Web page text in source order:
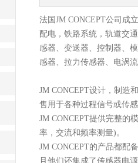
法国 JM CONCEPT公司成
配电，铁路系统，轨道交
感器 、 变送器 、 控制器 、
感器 、 拉力传感器 、 电涡
JM CONCEPT设计，制造
售用于各种过程信号或传
JM CONCEPT提供完整的
率，交流和频率测量)。
JM CONCEPT的产品都配
且他们还集成了传感器电